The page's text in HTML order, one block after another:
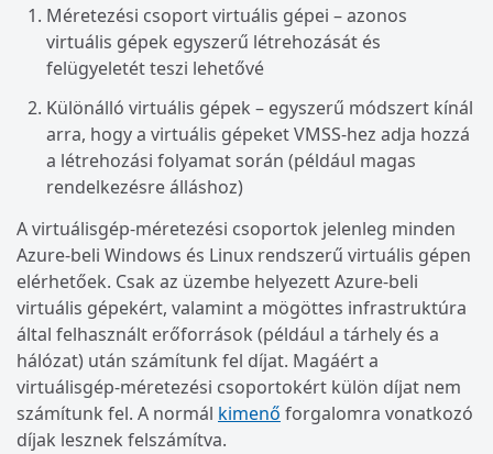
Méretezési csoport virtuális gépei – azonos
virtuális gépek egyszerű létrehozását és
felügyeletét teszi lehetővé
Különálló virtuális gépek – egyszerű módszert kínál
arra, hogy a virtuális gépeket VMSS-hez adja hozzá
a létrehozási folyamat során (például magas
rendelkezésre álláshoz)
A virtuálisgép-méretezési csoportok jelenleg minden
Azure-beli Windows és Linux rendszerű virtuális gépen
elérhetőek. Csak az üzembe helyezett Azure-beli
virtuális gépekért, valamint a mögöttes infrastruktúra
által felhasznált erőforrások (például a tárhely és a
hálózat) után számítunk fel díjat. Magáért a
virtuálisgép-méretezési csoportokért külön díjat nem
számítunk fel. A normál kimenő forgalomra vonatkozó
díjak lesznek felszámítva.